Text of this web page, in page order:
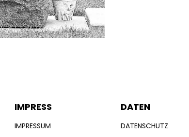
IMPRESS
IMPRESSUM
DATEN
DATENSCHUTZ